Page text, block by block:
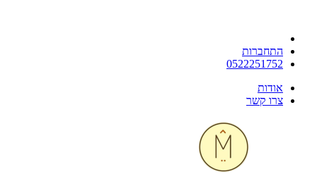
התחברות
0522251752
אודות
צרו קשר